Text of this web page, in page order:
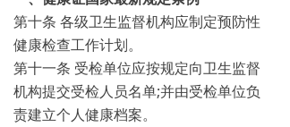
第十条 各级卫生监督机构应制定预防性
健康检查工作计划。
第十一条 受检单位应按规定向卫生监督
机构提交受检人员名单;并由受检单位负
责建立个人健康档案。